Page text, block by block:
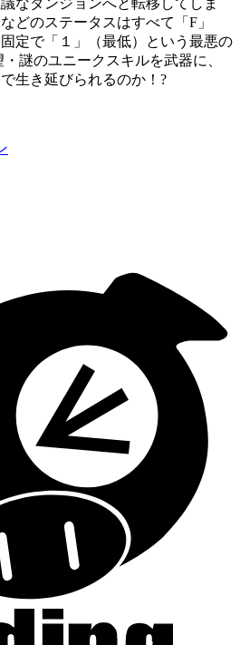
なダンジョンへと転移してしま
どのステータスはすべて「F」
定で「１」（最低）という最悪の
謎のユニークスキルを武器に、
生き延びられるのか！?